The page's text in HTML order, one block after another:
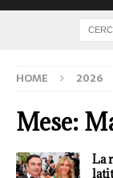
HOME 2026
Mese:
La